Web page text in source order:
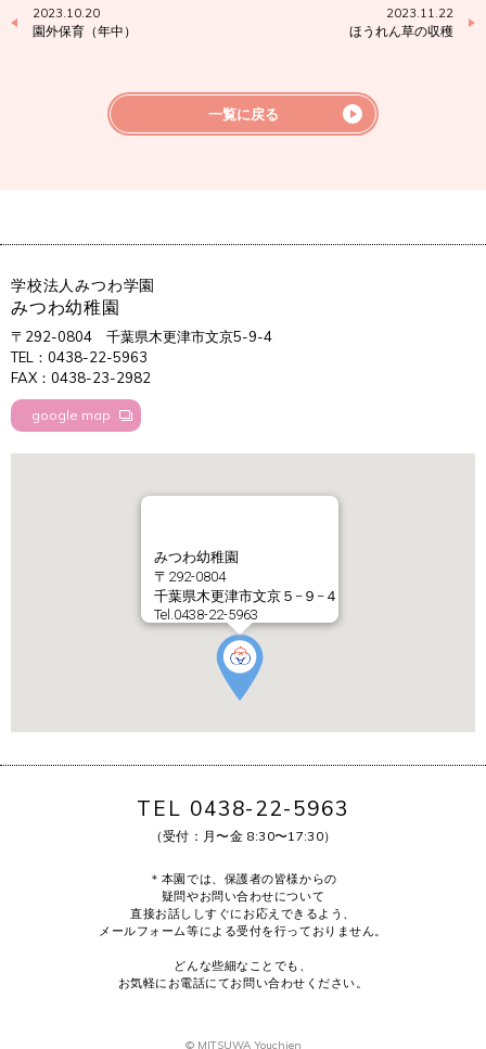
2023.10.20
園外保育（年中）
2023.11.22
ほうれん草の収穫
一覧に戻る
学校法人みつわ学園
みつわ幼稚園
〒292-0804
千葉県木更津市文京5-9-4
TEL：0438-22-5963
FAX：0438-23-2982
google map
みつわ幼稚園
〒292-0804
千葉県木更津市文京５−９−４
Tel.0438-22-5963
TEL 0438-22-5963
（受付：月〜金 8:30〜17:30）
＊本園では、保護者の皆様からの
疑問やお問い合わせについて
直接お話ししすぐにお応えできるよう、
メールフォーム等による受付を行っておりません。
どんな些細なことでも、
お気軽にお電話にてお問い合わせください。
© MITSUWA Youchien